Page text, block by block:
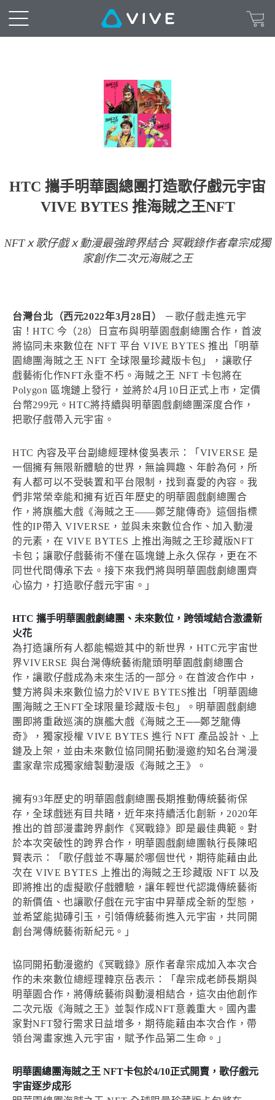
HTC 攜手明華園總團打造歌仔戲元宇宙
VIVE BYTES 推海賊之王NFT
NFTｘ歌仔戲ｘ動漫最強跨界結合 冥戰錄作者韋宗成獨
家創作二次元海賊之王
台灣台北（西元2022年3月28日）
－歌仔戲走進元宇
宙！HTC 今（28）日宣布與明華園戲劇總團合作，首波
將協同未來數位在 NFT 平台 VIVE BYTES 推出「明華
園總團海賊之王 NFT 全球限量珍藏版卡包」，讓歌仔
戲藝術化作NFT永垂不朽。海賊之王 NFT 卡包將在
Polygon 區塊鏈上發行，並將於4月10日正式上市，定價
台幣299元。HTC將持續與明華園戲劇總團深度合作，
把歌仔戲帶入元宇宙。
HTC 內容及平台副總經理林俊吳表示：「VIVERSE 是
一個擁有無限新體驗的世界，無論興趣、年齡為何，所
有人都可以不受裝置和平台限制，找到喜愛的內容。我
們非常榮幸能和擁有近百年歷史的明華園戲劇總團合
作，將旗艦大戲《海賊之王——鄭芝龍傳奇》這個指標
性的IP帶入 VIVERSE，並與未來數位合作、加入動漫
的元素，在 VIVE BYTES 上推出海賊之王珍藏版NFT
卡包；讓歌仔戲藝術不僅在區塊鏈上永久保存，更在不
同世代間傳承下去。接下來我們將與明華園戲劇總團齊
心協力，打造歌仔戲元宇宙。」
HTC 攜手明華園戲劇總團、未來數位，跨領域結合激盪新
火花
為打造讓所有人都能暢遊其中的新世界，HTC元宇宙世
界VIVERSE 與台灣傳統藝術龍頭明華園戲劇總團合
作，讓歌仔戲成為未來生活的一部分。在首波合作中，
雙方將與未來數位協力於VIVE BYTES推出「明華園總
團海賊之王NFT全球限量珍藏版卡包」。明華園戲劇總
團即將重啟巡演的旗艦大戲《海賊之王──鄭芝龍傳
奇》，獨家授權 VIVE BYTES 進行 NFT 產品設計、上
鏈及上架，並由未來數位協同開拓動漫邀約知名台灣漫
畫家韋宗成獨家繪製動漫版《海賊之王》。
擁有93年歷史的明華園戲劇總團長期推動傳統藝術保
存，全球戲迷有目共睹，近年來持續活化創新，2020年
推出的首部漫畫跨界劇作《冥戰錄》即是最佳典範。對
於本次突破性的跨界合作，明華園戲劇總團執行長陳昭
賢表示：「歌仔戲並不專屬於哪個世代，期待能藉由此
次在 VIVE BYTES 上推出的海賊之王珍藏版 NFT 以及
即將推出的虛擬歌仔戲體驗，讓年輕世代認識傳統藝術
的新價值、也讓歌仔戲在元宇宙中昇華成全新的型態，
並希望能拋磚引玉，引領傳統藝術進入元宇宙，共同開
創台灣傳統藝術新紀元。」
協同開拓動漫邀約《冥戰錄》原作者韋宗成加入本次合
作的未來數位總經理韓京岳表示：「韋宗成老師長期與
明華園合作，將傳統藝術與動漫相結合，這次由他創作
二次元版《海賊之王》並製作成NFT意義重大。國內畫
家對NFT發行需求日益增多，期待能藉由本次合作，帶
領台灣畫家進入元宇宙，賦予作品第二生命。」
明華園總團海賊之王 NFT卡包於4/10正式開賣，歌仔戲元
宇宙逐步成形